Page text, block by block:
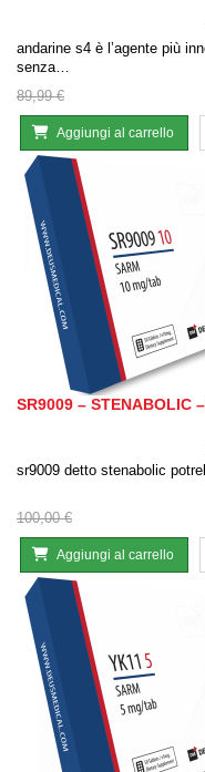
andarine s4 è l’agente più
senza…
89,99 €
Aggiungi al carrello
SR9009 – STENABOLIC
sr9009 detto stenabolic
100,00 €
Aggiungi al carrello